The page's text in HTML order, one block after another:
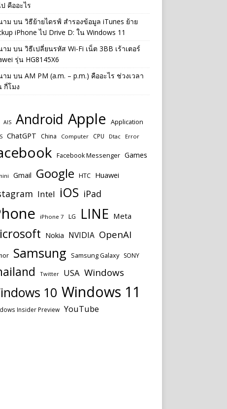
คืออะไร
าม บน วิธีย้ายไดรฟ์ สำรองข้อมูล iTunes ย้าย
iPhone ไป Drive D: ใน Windows 11
าม บน วิธีเปลี่ยนรหัส Wi-Fi เน็ต 3BB เร้าเตอร์
รุ่น HG8145X6
าม บน AM PM (a.m. – p.m.) คืออะไร ช่วงเวลา
กี่โมง
AIS Android Apple Application
ChatGPT China Computer CPU Dtac Error
Facebook Messenger Games
Gmail Google HTC Huawei
Intel iOS iPad
iPhone 7 LG LINE Meta
Nokia NVIDIA OpenAI
Samsung Samsung Galaxy SONY
Twitter USA Windows
10 Windows 11
Insider Preview YouTube